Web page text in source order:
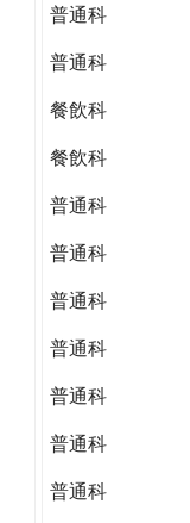
普通科
普通科
餐飲科
餐飲科
普通科
普通科
普通科
普通科
普通科
普通科
普通科